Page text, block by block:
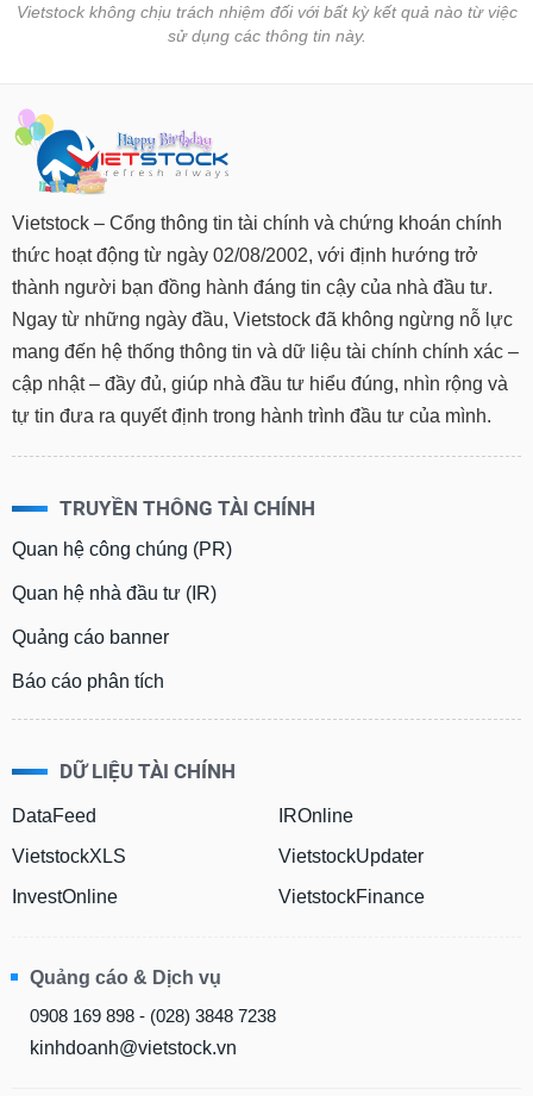
Vietstock không chịu trách nhiệm đối với bất kỳ kết quả nào từ việc
sử dụng các thông tin này.
Vietstock – Cổng thông tin tài chính và chứng khoán chính
thức hoạt động từ ngày 02/08/2002, với định hướng trở
thành người bạn đồng hành đáng tin cậy của nhà đầu tư.
Ngay từ những ngày đầu, Vietstock đã không ngừng nỗ lực
mang đến hệ thống thông tin và dữ liệu tài chính chính xác –
cập nhật – đầy đủ, giúp nhà đầu tư hiểu đúng, nhìn rộng và
tự tin đưa ra quyết định trong hành trình đầu tư của mình.
TRUYỀN THÔNG TÀI CHÍNH
Quan hệ công chúng (PR)
Quan hệ nhà đầu tư (IR)
Quảng cáo banner
Báo cáo phân tích
DỮ LIỆU TÀI CHÍNH
DataFeed
VietstockXLS
InvestOnline
IROnline
VietstockUpdater
VietstockFinance
Quảng cáo & Dịch vụ
0908 169 898 - (028) 3848 7238
kinhdoanh@vietstock.vn